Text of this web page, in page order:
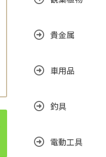
貴金属
車用品
釣具
電動工具